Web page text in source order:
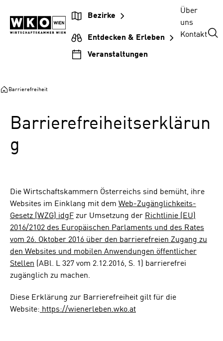
Inhalt
springen
Hauptnavigation
springen
Footer
springen
Bezirke
Entdecken & Erleben
Veranstaltungen
Über
uns
Kontakt
Barrierefreiheit
Barrierefreiheitserklärun
g
Die Wirtschaftskammern Österreichs sind bemüht, ihre
Websites im Einklang mit dem Web-Zugänglichkeits-
Gesetz (WZG) idgF zur Umsetzung der Richtlinie (EU)
2016/2102 des Europäischen Parlaments und des Rates
vom 26. Oktober 2016 über den barrierefreien Zugang zu
den Websites und mobilen Anwendungen öffentlicher
Stellen (ABl. L 327 vom 2.12.2016, S. 1) barrierefrei
zugänglich zu machen.
Diese Erklärung zur Barrierefreiheit gilt für die
Website: https://wienerleben.wko.at